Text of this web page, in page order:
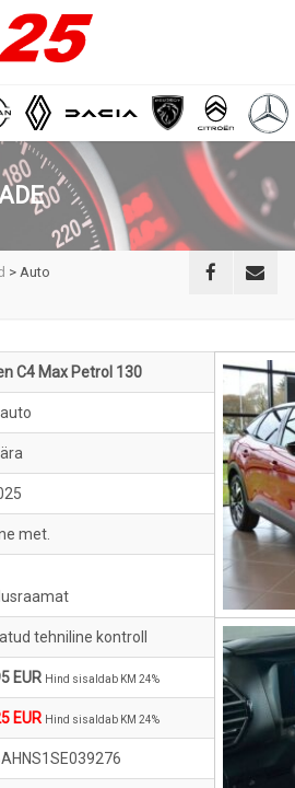
> Auto
C4 Max Petrol 130
met.
tehniline kontroll
EUR Hind sisaldab KM 24%
EUR Hind sisaldab KM 24%